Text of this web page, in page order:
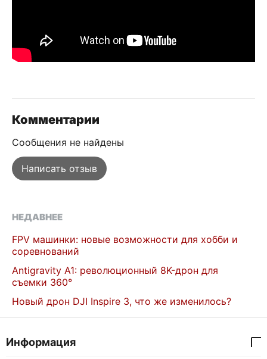
Комментарии
Сообщения не найдены
Написать отзыв
НЕДАВНЕЕ
FPV машинки: новые возможности для хобби и
соревнований
Antigravity A1: революционный 8K-дрон для
съемки 360°
Новый дрон DJI Inspire 3, что же изменилось?
Информация